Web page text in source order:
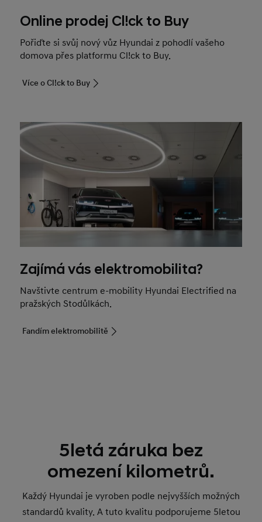
Online prodej Cl!ck to Buy
Pořiďte si svůj nový vůz Hyundai z pohodlí vašeho
domova přes platformu Cl!ck to Buy.
Více o Cl!ck to Buy
Zajímá vás elektromobilita?
Navštivte centrum e-mobility Hyundai Electrified na
pražských Stodůlkách.
Fandím elektromobilitě
5letá záruka bez
omezení kilometrů.
Každý Hyundai je vyroben podle nejvyšších možných
standardů kvality. A tuto kvalitu podporujeme 5letou